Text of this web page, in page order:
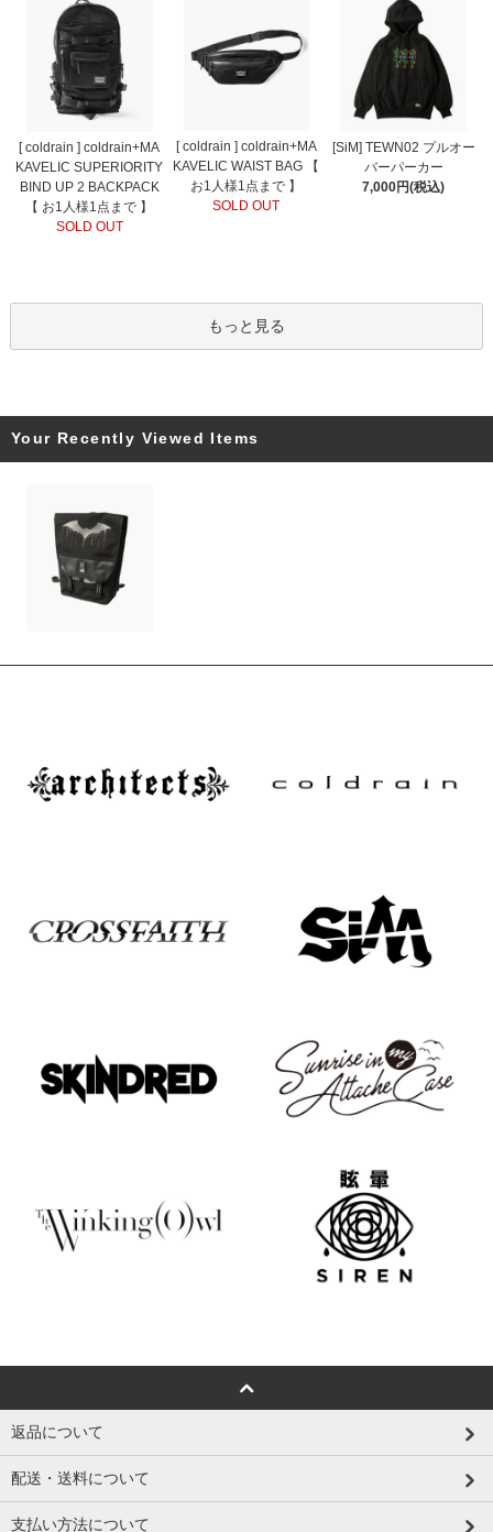
[ coldrain ] coldrain+MA
KAVELIC SUPERIORITY
BIND UP 2 BACKPACK
【 お1人様1点まで 】
SOLD OUT
[ coldrain ] coldrain+MA
KAVELIC WAIST BAG 【
お1人様1点まで 】
SOLD OUT
[SiM] TEWN02 プルオー
バーパーカー
7,000円(税込)
もっと見る
Your Recently Viewed Items
返品について
配送・送料について
支払い方法について